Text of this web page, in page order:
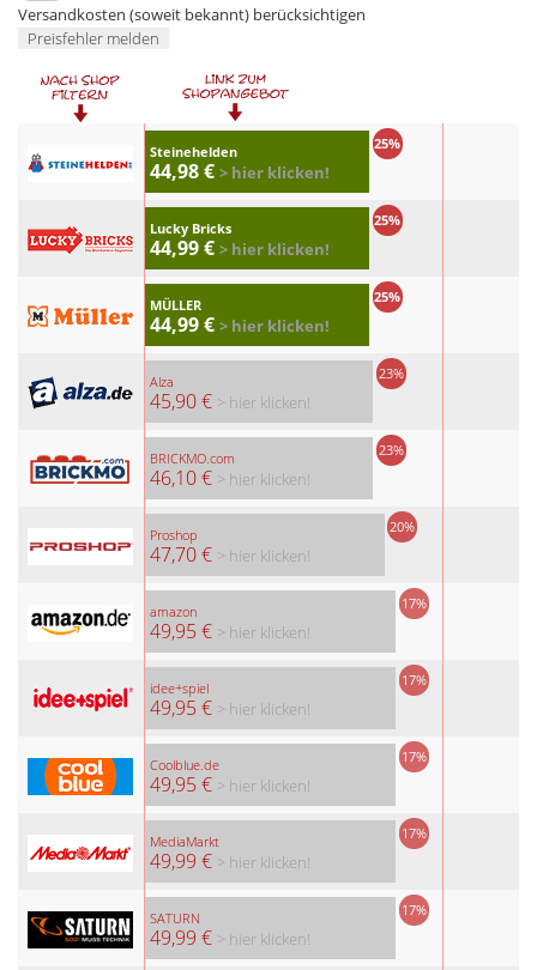
Versandkosten (soweit bekannt) berücksichtigen
Preisfehler melden
Steinehelden
44,98 €
25%
> hier klicken!
Lucky Bricks
44,99 €
25%
> hier klicken!
MÜLLER
44,99 €
25%
> hier klicken!
Alza
45,90 €
23%
> hier klicken!
BRICKMO.com
46,10 €
23%
> hier klicken!
Proshop
47,70 €
20%
> hier klicken!
amazon
49,95 €
17%
> hier klicken!
idee+spiel
49,95 €
17%
> hier klicken!
Coolblue.de
49,95 €
17%
> hier klicken!
MediaMarkt
49,99 €
17%
> hier klicken!
SATURN
49,99 €
17%
> hier klicken!